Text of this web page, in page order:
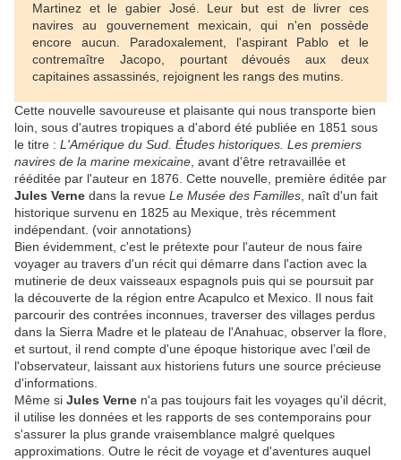
Martinez et le gabier José. Leur but est de livrer ces
navires au gouvernement mexicain, qui n'en possède
encore aucun. Paradoxalement, l'aspirant Pablo et le
contremaître Jacopo, pourtant dévoués aux deux
capitaines assassinés, rejoignent les rangs des mutins.
Cette nouvelle savoureuse et plaisante qui nous transporte bien
loin, sous d'autres tropiques a d'abord été publiée en 1851 sous
le titre : L'Amérique du Sud. Études historiques. Les premiers
navires de la marine mexicaine , avant d'être retravaillée et
rééditée par l'auteur en 1876. Cette nouvelle, première éditée par
Jules Verne dans la revue Le Musée des Familles , naît d'un fait
historique survenu en 1825 au Mexique, très récemment
indépendant. (voir annotations)
Bien évidemment, c'est le prétexte pour l'auteur de nous faire
voyager au travers d'un récit qui démarre dans l'action avec la
mutinerie de deux vaisseaux espagnols puis qui se poursuit par
la découverte de la région entre Acapulco et Mexico. Il nous fait
parcourir des contrées inconnues, traverser des villages perdus
dans la Sierra Madre et le plateau de l'Anahuac, observer la flore,
et surtout, il rend compte d'une époque historique avec l’œil de
l'observateur, laissant aux historiens futurs une source précieuse
d'informations.
Même si Jules Verne n'a pas toujours fait les voyages qu'il décrit,
il utilise les données et les rapports de ses contemporains pour
s'assurer la plus grande vraisemblance malgré quelques
approximations. Outre le récit de voyage et d'aventures auquel